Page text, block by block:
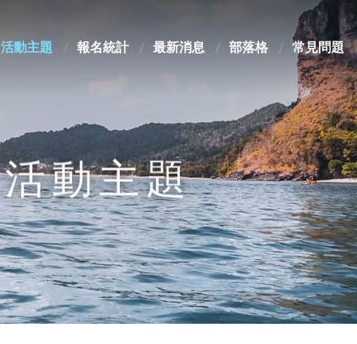
活動主題 報名統計 最新消息 部落格 常見問題
活動主題